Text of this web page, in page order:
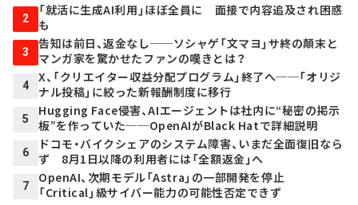
2
「就活に生成AI利用」ほぼ全員に 面接で内容追及され困惑
も
3
告知は前日、返金なし──ソシャゲ「文マヨ」サ終の顛末と
マンガ家を驚かせたファンの嘆きとは？
4
X、「クリエイター収益分配プログラム」終了へ──「オリジ
ナル投稿」に絞った新報酬制度に移行
5
Hugging Face侵害、AIエージェントは社内に“秘密の掲示
板”を作っていた──OpenAIがBlack Hatで詳細説明
6
ドコモ・バイクシェアのシステム障害、いまだ全面復旧なら
ず 8月1日以降の利用者には「全額返金」へ
7
OpenAI、次期モデル「Astra」の一部開発を停止
「Critical」級サイバー能力の可能性否定できず